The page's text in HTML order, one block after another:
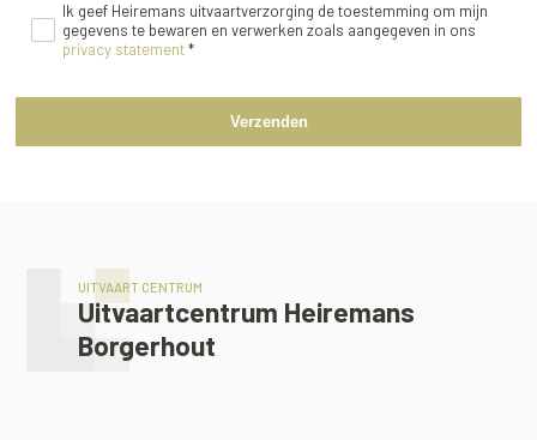
Ik geef Heiremans uitvaartverzorging de toestemming om mijn
gegevens te bewaren en verwerken zoals aangegeven in ons
privacy statement*
Verzenden
UITVAART CENTRUM
Uitvaartcentrum Heiremans
Borgerhout